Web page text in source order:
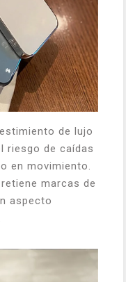
de lujo
riesgo de caídas
en movimiento.
marcas de
aspecto